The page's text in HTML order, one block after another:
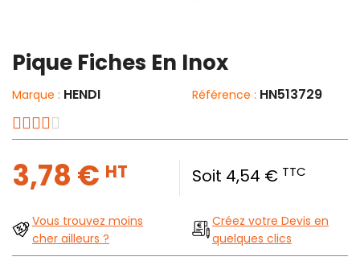
Pique Fiches En Inox
Marque : HENDI Référence : HN513729
3,78 € HT Soit 4,54 € TTC
Vous trouvez moins
cher ailleurs ?
Créez votre Devis en
quelques clics